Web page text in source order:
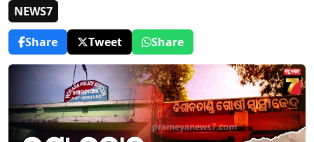
NEWS7
Share
Tweet Share